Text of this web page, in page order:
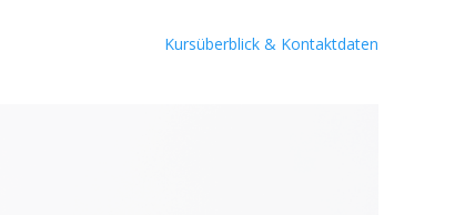
Kursüberblick & Kontaktdaten